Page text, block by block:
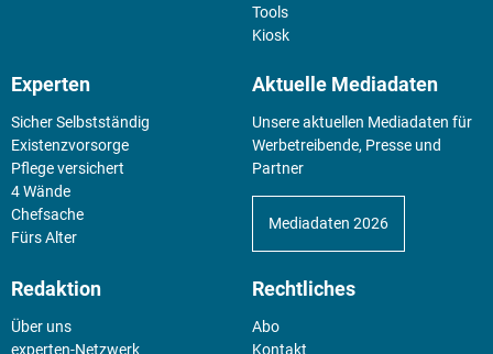
Tools
Kiosk
Experten
Sicher Selbstständig
Existenz­vorsorge
Pflege versichert
4 Wände
Chefsache
Fürs Alter
Aktuelle Mediadaten
Unsere aktuellen Mediadaten für
Werbetreibende, Presse und
Partner
Mediadaten 2026
Redaktion
Über uns
experten-Netzwerk
Rechtliches
Abo
Kontakt